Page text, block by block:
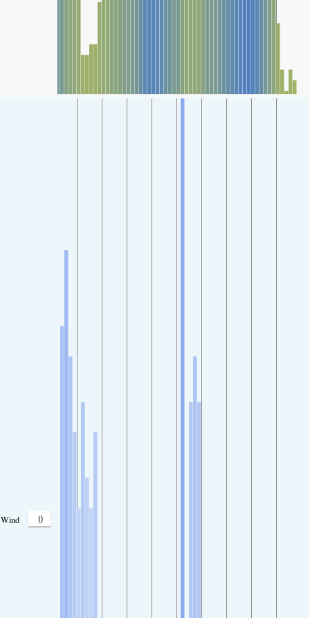
Wind 0